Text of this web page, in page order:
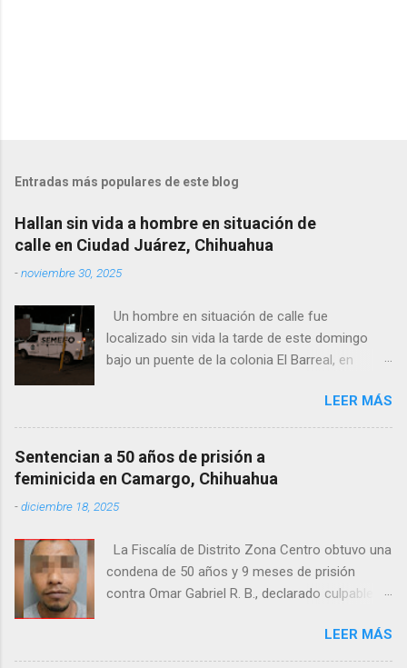
Entradas más populares de este blog
Hallan sin vida a hombre en situación de
calle en Ciudad Juárez, Chihuahua
-noviembre 30, 2025
Un hombre en situación de calle fue
localizado sin vida la tarde de este domingo
bajo un puente de la colonia El Barreal, en
de las calles 20 de Noviembre y Ramón Corona,
donde vecinos reportaron la presencia del
cuerpo. Elementos ministeriales y peritos de la
Fiscalía Zona Norte confirmaron que el
fallecido no presentaba huellas de violencia.
Habitantes de la zona señalaron que el hombre
desconocen su identidad.
LEER MÁS
Sentencian a 50 años de prisión a
feminicida en Camargo, Chihuahua
-diciembre 18, 2025
La Fiscalía de Distrito Zona Centro obtuvo una
condena de 50 años y 9 meses de prisión
contra Omar Gabriel R. B., declarado culpable
ocurrido en julio de 2021 en Camargo. De
acuerdo con las investigaciones, el acusado,
LEER MÁS